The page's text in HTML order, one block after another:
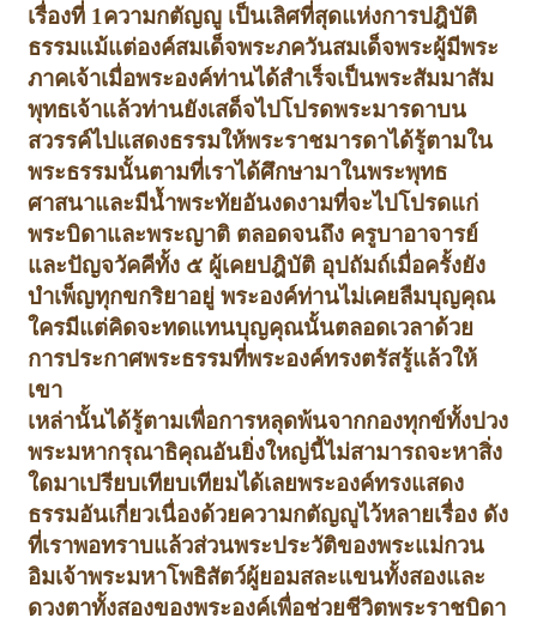
เรื่องที่ 1ความกตัญญู เป็นเลิศที่สุดแห่งการปฎิบัติ
ธรรมแม้แต่องค์สมเด็จพระภควันสมเด็จพระผู้มีพระ
ภาคเจ้าเมื่อพระองค์ท่านได้สำเร็จเป็นพระสัมมาสัม
พุทธเจ้าแล้วท่านยังเสด็จไปโปรดพระมารดาบน
สวรรค์ไปแสดงธรรมให้พระราชมารดาได้รู้ตามใน
พระธรรมนั้นตามที่เราได้ศึกษามาในพระพุทธ
ศาสนาและมีน้ำพระทัยอันงดงามที่จะไปโปรดแก่
พระบิดาและพระญาติ ตลอดจนถึง ครูบาอาจารย์
และปัญจวัคคีทั้ง ๕ ผู้เคยปฎิบัติ อุปถัมถ์เมื่อครั้งยัง
บำเพ็ญทุกขกริยาอยู่ พระองค์ท่านไม่เคยลืมบุญคุณ
ใครมีแต่คิดจะทดแทนบุญคุณนั้นตลอดเวลาด้วย
การประกาศพระธรรมที่พระองค์ทรงตรัสรู้แล้วให้
เขา
เหล่านั้นได้รู้ตามเพื่อการหลุดพ้นจากกองทุกข์ทั้งปวง
พระมหากรุณาธิคุณอันยิ่งใหญ่นี้ไม่สามารถจะหาสิ่ง
ใดมาเปรียบเทียบเทียมได้เลยพระองค์ทรงแสดง
ธรรมอันเกี่ยวเนื่องด้วยความกตัญญูไว้หลายเรื่อง ดัง
ที่เราพอทราบแล้วส่วนพระประวัติของพระแม่กวน
อิมเจ้าพระมหาโพธิสัตว์ผู้ยอมสละแขนทั้งสองและ
ดวงตาทั้งสองของพระองค์เพื่อช่วยชีวิตพระราชบิดา